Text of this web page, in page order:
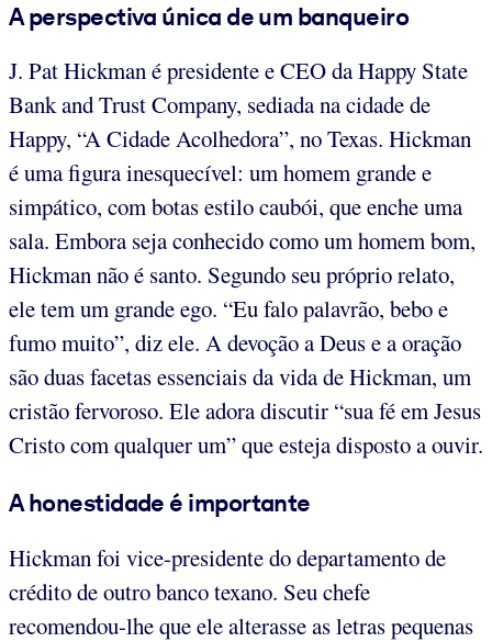
A perspectiva única de um banqueiro
J. Pat Hickman é presidente e CEO da Happy State
Bank and Trust Company, sediada na cidade de
Happy, “A Cidade Acolhedora”, no Texas. Hickman
é uma figura inesquecível: um homem grande e
simpático, com botas estilo caubói, que enche uma
sala. Embora seja conhecido como um homem bom,
Hickman não é santo. Segundo seu próprio relato,
ele tem um grande ego. “Eu falo palavrão, bebo e
fumo muito”, diz ele. A devoção a Deus e a oração
são duas facetas essenciais da vida de Hickman, um
cristão fervoroso. Ele adora discutir “sua fé em Jesus
Cristo com qualquer um” que esteja disposto a ouvir.
A honestidade é importante
Hickman foi vice-presidente do departamento de
crédito de outro banco texano. Seu chefe
recomendou-lhe que ele alterasse as letras pequenas